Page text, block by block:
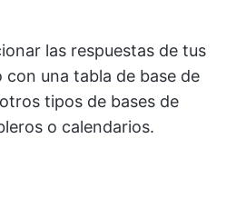
las respuestas de tus
una tabla de base de
tipos de bases de
o calendarios.